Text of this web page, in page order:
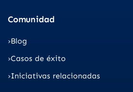
Comunidad
Blog
Casos de éxito
Iniciativas relacionadas